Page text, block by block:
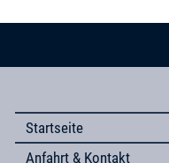
Startseite
Anfahrt & Kontakt